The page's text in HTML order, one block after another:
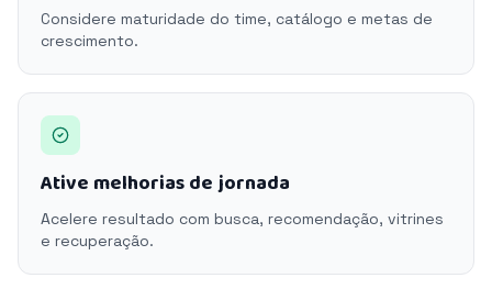
Considere maturidade do time, catálogo e metas de
crescimento.
Ative melhorias de jornada
Acelere resultado com busca, recomendação, vitrines
e recuperação.